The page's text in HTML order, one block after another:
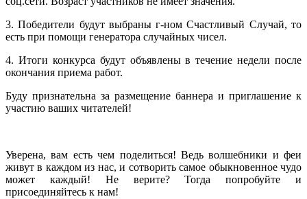
3. Победители будут выбраны г-ном Счастливый Случай, то
есть при помощи генератора случайных чисел.
4. Итоги конкурса будут объявлены в течение недели после
окончания приема работ.
Буду признательна за размещение баннера и приглашение к
участию ваших читателей!
Уверена, вам есть чем поделиться! Ведь волшебники и феи
живут в каждом из нас, и сотворить самое обыкновенное чудо
может каждый! Не верите? Тогда попробуйте и
присоединяйтесь к нам!